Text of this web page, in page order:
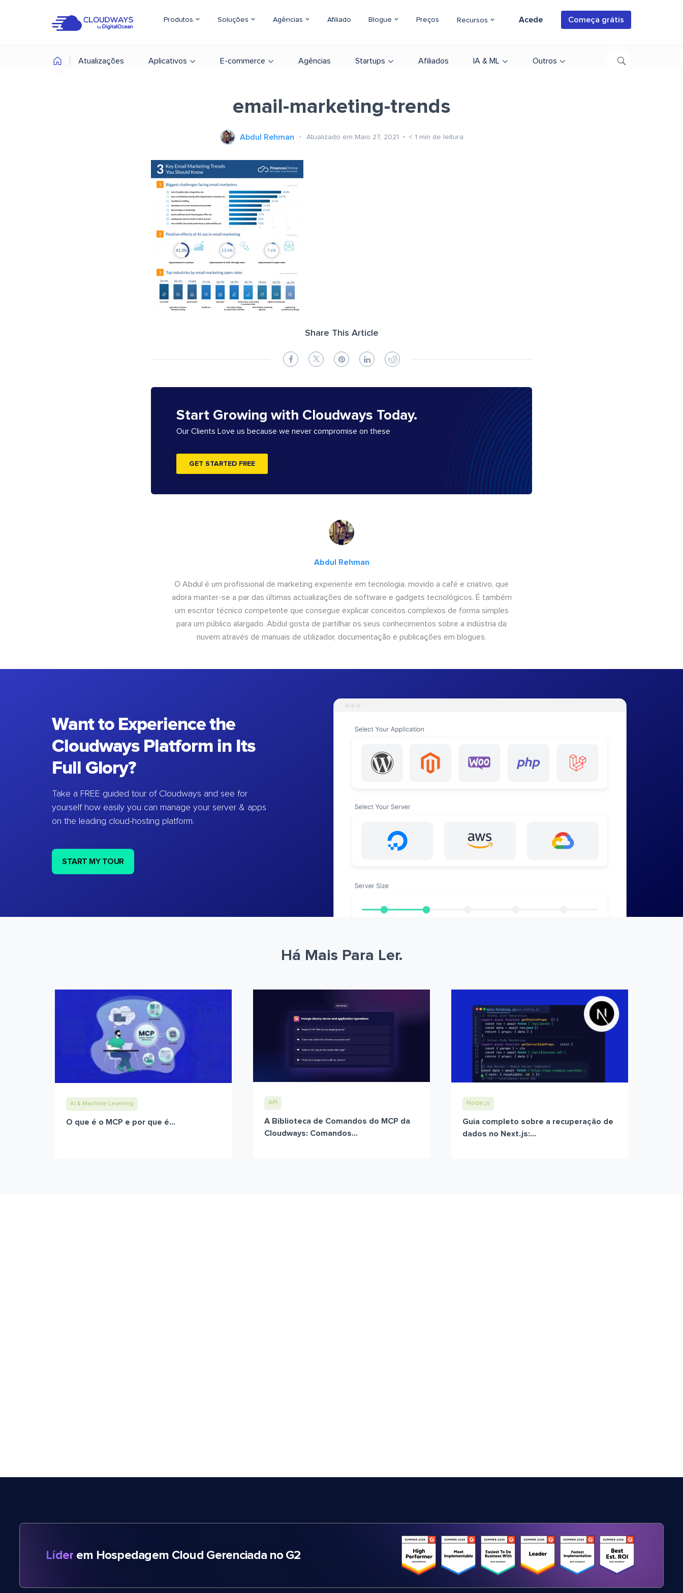
Produtos Soluções Agências Afiliado Blogue Preços Recursos Acede Começa grátis
Atualizações Aplicativos E-commerce Agências Startups Afiliados IA & ML Outros
email-marketing-trends
Abdul Rehman Atualizado em Maio 27, 2021 < 1 min de leitura
Share This Article
Start Growing with Cloudways Today.
Our Clients Love us because we never compromise on these
GET STARTED FREE
Abdul Rehman
O Abdul é um profissional de marketing experiente em tecnologia, movido a café e criativo, que
adora manter-se a par das últimas actualizações de software e gadgets tecnológicos. É também
um escritor técnico competente que consegue explicar conceitos complexos de forma simples
para um público alargado. Abdul gosta de partilhar os seus conhecimentos sobre a indústria da
nuvem através de manuais de utilizador, documentação e publicações em blogues.
Want to Experience the
Cloudways Platform in Its
Full Glory?
Take a FREE guided tour of Cloudways and see for
yourself how easily you can manage your server & apps
on the leading cloud-hosting platform.
START MY TOUR
Há Mais Para Ler.
AI & Machine Learning
O que é o MCP e por que é...
API
A Biblioteca de Comandos do MCP da
Cloudways: Comandos...
Node.js
Guia completo sobre a recuperação de
dados no Next.js:...
Líder em Hospedagem Cloud Gerenciada no G2